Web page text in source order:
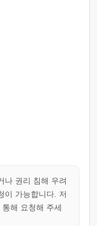
나 권리 침해 우려
이 가능합니다. 저
해 요청해 주세